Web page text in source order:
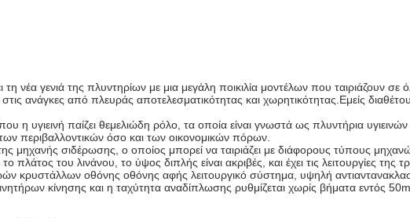
γενιά της πλυντηρίων με μια μεγάλη ποικιλία μοντέλων που ταιριάζουν σε
ανάγκες από πλευράς αποτελεσματικότητας και χωρητικότητας.Εμείς
η υγιεινή παίζει θεμελιώδη ρόλο, τα οποία είναι γνωστά ως πλυντήρια
περιβαλλοντικών όσο και των οικονομικών πόρων.
μηχανής σιδέρωσης, ο οποίος μπορεί να ταιριάζει με διάφορους τύπους
πλάτος του λινάνου, το ύψος διπλής είναι ακριβές, και έχει τις λειτουργίες της
κρυστάλλων οθόνης οθόνης αφής λειτουργικό σύστημα, υψηλή
κίνησης και η ταχύτητα αναδίπλωσης ρυθμίζεται χωρίς βήματα εντός